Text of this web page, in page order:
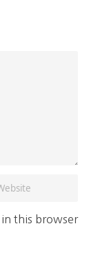
in this browser